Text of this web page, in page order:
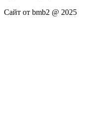
Сайт от bmb2 @ 2025